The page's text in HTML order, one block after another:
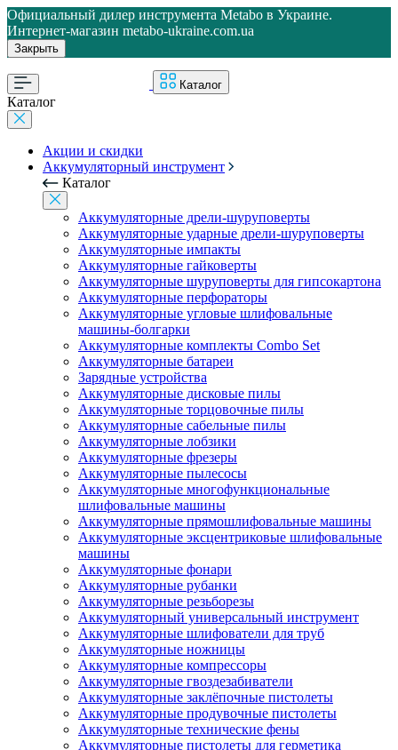
Официальный дилер инструмента Metabo в Украине.
Интернет-магазин metabo-ukraine.com.ua
Закрыть
Каталог
Каталог
Акции и скидки
Аккумуляторный инструмент
Каталог
Аккумуляторные дрели-шуруповерты
Аккумуляторные ударные дрели-шуруповерты
Аккумуляторные импакты
Аккумуляторные гайковерты
Аккумуляторные шуруповерты для гипсокартона
Аккумуляторные перфораторы
Аккумуляторные угловые шлифовальные
машины-болгарки
Аккумуляторные комплекты Combo Set
Аккумуляторные батареи
Зарядные устройства
Аккумуляторные дисковые пилы
Аккумуляторные торцовочные пилы
Аккумуляторные сабельные пилы
Аккумуляторные лобзики
Аккумуляторные фрезеры
Аккумуляторные пылесосы
Аккумуляторные многофункциональные
шлифовальные машины
Аккумуляторные прямошлифовальные машины
Аккумуляторные эксцентриковые шлифовальные
машины
Аккумуляторные фонари
Аккумуляторные рубанки
Аккумуляторные резьборезы
Аккумуляторный универсальный инструмент
Аккумуляторные шлифователи для труб
Аккумуляторные ножницы
Аккумуляторные компрессоры
Аккумуляторные гвоздезабиватели
Аккумуляторные заклёпочные пистолеты
Аккумуляторные продувочные пистолеты
Аккумуляторные технические фены
Аккумуляторные пистолеты для герметика